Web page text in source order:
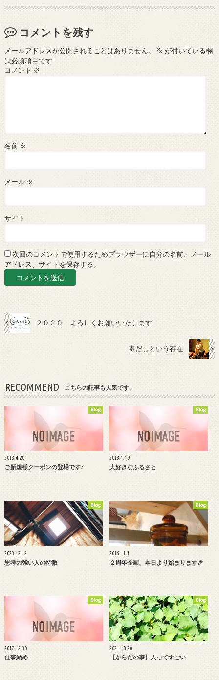
コメントを残す
メールアドレスが公開されることはありません。 ※ が付いている欄
は必須項目です
コメント ※
名前 ※
メール ※
サイト
次回のコメントで使用するためブラウザーに自分の名前、メール
アドレス、サイトを保存する。
２０２０ よろしくお願いいたします
毒だしという存在
RECOMMEND こちらの記事も人気です。
Blog
2018.4.20
ご新規様クーポンの登場です♪
Blog
2018.1.19
大好きなふるさと
Blog
2023.12.12
思考の強い人の特徴
Blog
2019.11.1
２周年企画、本日より始まります🎉
Blog
2017.12.30
仕事納め
Blog
2021.10.20
【からだの事】人ってすごい